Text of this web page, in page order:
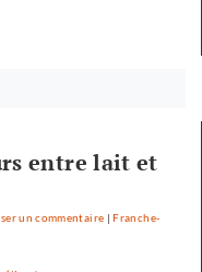
entre lait et
un commentaire on
|Franche-